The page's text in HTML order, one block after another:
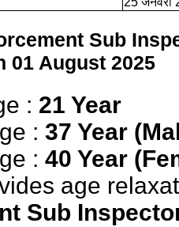
Sub
01 August 2025
: 21 Year
: 37 Year
: 40 Year
age
Sub